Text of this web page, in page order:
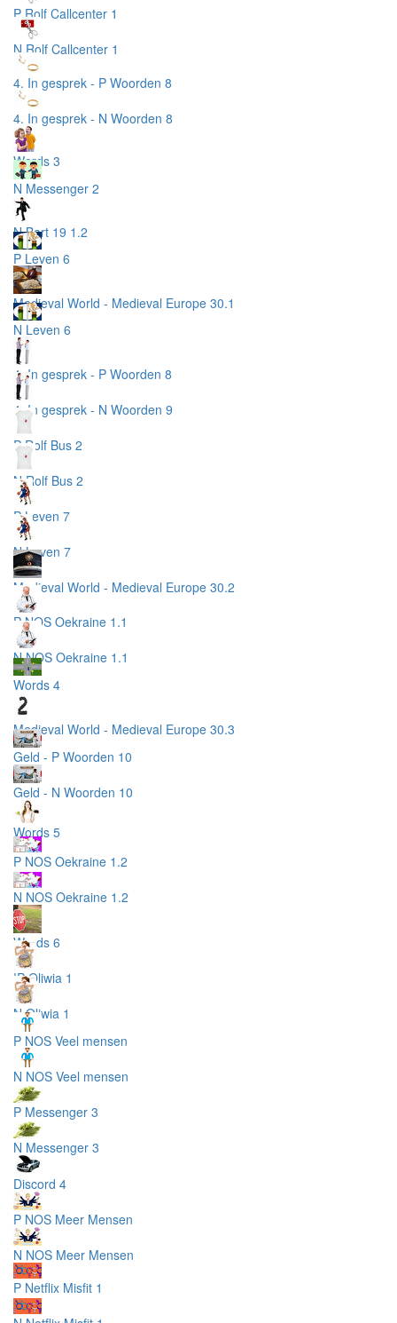
P Rolf Callcenter 1
N Rolf Callcenter 1
4. In gesprek - P Woorden 8
4. In gesprek - N Woorden 8
Words 3
N Messenger 2
N Bart 19 1.2
P Leven 6
Medieval World - Medieval Europe 30.1
N Leven 6
4. In gesprek - P Woorden 8
4. In gesprek - N Woorden 9
P Rolf Bus 2
N Rolf Bus 2
P Leven 7
N Leven 7
Medieval World - Medieval Europe 30.2
P NOS Oekraine 1.1
N NOS Oekraine 1.1
Words 4
Medieval World - Medieval Europe 30.3
Geld - P Woorden 10
Geld - N Woorden 10
Words 5
P NOS Oekraine 1.2
N NOS Oekraine 1.2
Words 6
!P Oliwia 1
N Oliwia 1
P NOS Veel mensen
N NOS Veel mensen
P Messenger 3
N Messenger 3
Discord 4
P NOS Meer Mensen
N NOS Meer Mensen
P Netflix Misfit 1